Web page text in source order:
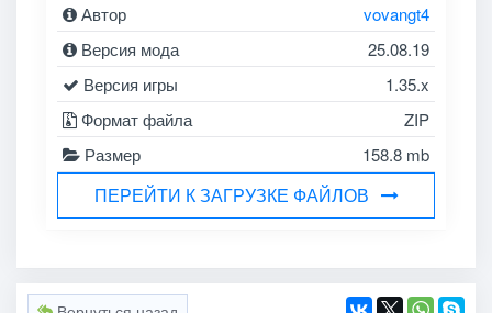
Автор
vovangt4
Версия мода
25.08.19
Версия игры
1.35.x
Формат файла
ZIP
Размер
158.8 mb
ПЕРЕЙТИ К ЗАГРУЗКЕ ФАЙЛОВ